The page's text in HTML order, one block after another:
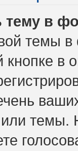
тему в
темы
кнопке
темы.